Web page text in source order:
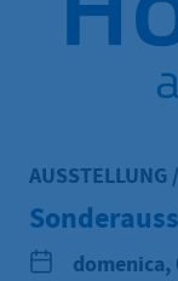
AUSSTELLUNG